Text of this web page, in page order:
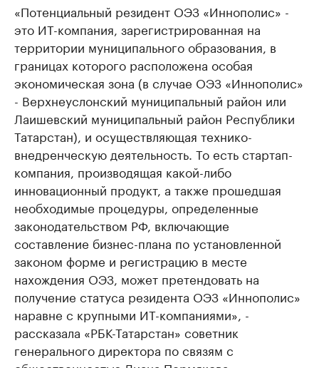
«Потенциальный резидент ОЭЗ «Иннополис» -
это ИТ-компания, зарегистрированная на
территории муниципального образования, в
границах которого расположена особая
экономическая зона (в случае ОЭЗ «Иннополис»
- Верхнеуслонский муниципальный район или
Лаишевский муниципальный район Республики
Татарстан), и осуществляющая технико-
внедренческую деятельность. То есть стартап-
компания, производящая какой-либо
инновационный продукт, а также прошедшая
необходимые процедуры, определенные
законодательством РФ, включающие
составление бизнес-плана по установленной
законом форме и регистрацию в месте
нахождения ОЭЗ, может претендовать на
получение статуса резидента ОЭЗ «Иннополис»
наравне с крупными ИТ-компаниями», -
рассказала «РБК-Татарстан» советник
генерального директора по связям с